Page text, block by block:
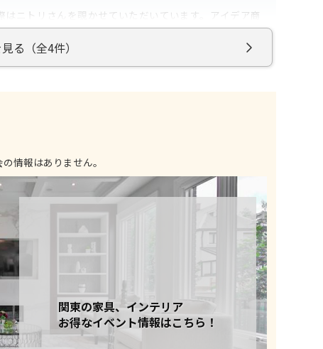
ニトリさんを覗かせていただいています。アイデア商
ありません。高級家具と並べてしまうと見劣りする部
パフォーマンスに優れているなど、それを十分に補う
る（全4件）
情報はありません。
関東の家具、インテリア
お得なイベント情報はこちら！